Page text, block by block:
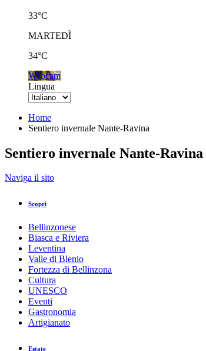
33°C
MARTEDÌ
34°C
Webcam
Lingua
Home
Sentiero invernale Nante-Ravina
Sentiero invernale Nante-Ravina
Indietro
TopPercorso consigliato
Sentiero invernale Nante-Ravina
Responsabile del contenuto
Bellinzona e Valli Turismo
Sentiero invernale Nante-Ravina
Foto: Isotta Bertinelli, Bellinzona e Valli Turismo
Naviga il sito
Scopri
Bellinzonese
Biasca e Riviera
Leventina
Valle di Blenio
Fortezza di Bellinzona
Cultura
UNESCO
Eventi
Gastronomia
Artigianato
Estate